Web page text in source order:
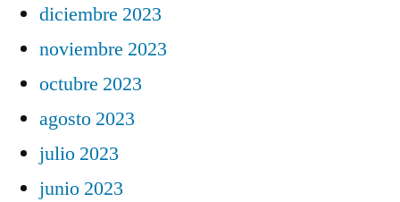
diciembre 2023
noviembre 2023
octubre 2023
agosto 2023
julio 2023
junio 2023